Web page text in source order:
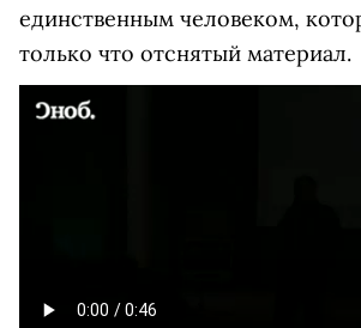
единственным человеком,
только что отснятый материал.